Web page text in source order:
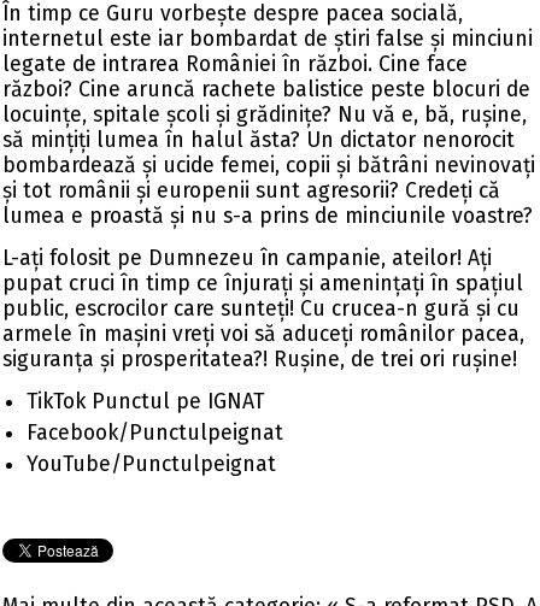
În timp ce Guru vorbește despre pacea socială,
internetul este iar bombardat de știri false și minciuni
legate de intrarea României în război. Cine face
război? Cine aruncă rachete balistice peste blocuri de
locuințe, spitale școli și grădinițe? Nu vă e, bă, rușine,
să mințiți lumea în halul ăsta? Un dictator nenorocit
bombardează și ucide femei, copii și bătrâni nevinovați
și tot românii și europenii sunt agresorii? Credeți că
lumea e proastă și nu s-a prins de minciunile voastre?
L-ați folosit pe Dumnezeu în campanie, ateilor! Ați
pupat cruci în timp ce înjurați și amenințați în spațiul
public, escrocilor care sunteți! Cu crucea-n gură și cu
armele în mașini vreți voi să aduceți românilor pacea,
siguranța și prosperitatea?! Rușine, de trei ori rușine!
TikTok Punctul pe IGNAT
Facebook/Punctulpeignat
YouTube/Punctulpeignat